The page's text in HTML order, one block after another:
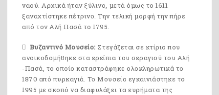
ναού. Αρχικά ήταν ξύλινο, μετά όμως το 1611
ξαναχτίστηκε πέτρινο. Την τελική μορφή την πήρε
από τον Αλή Πασά το 1795.
Βυζαντινό Μουσείο: Στεγάζεται σε κτίριο που
ανοικοδομήθηκε στα ερείπια του σεραγιού του Αλή
-Πασά, το οποίο καταστράφηκε ολοκληρωτικά το
1870 από πυρκαγιά. Το Μουσείο εγκαινιάστηκε το
1995 με σκοπό να διαφυλάξει τα ευρήματα της